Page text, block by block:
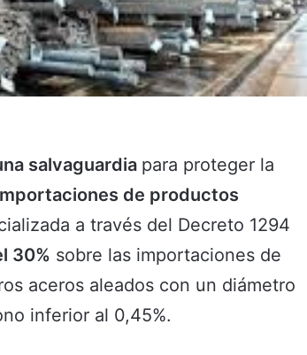
salvaguardia para proteger la
de productos
a través del Decreto 1294
30% sobre las importaciones de
aceros aleados con un diámetro
inferior al 0,45%.